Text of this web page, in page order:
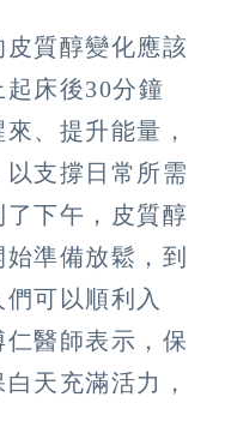
質醇變化應該
床後30分鐘
、提升能量，
支撐日常所需
下午，皮質醇
準備放鬆，到
可以順利入
醫師表示，保
天充滿活力，